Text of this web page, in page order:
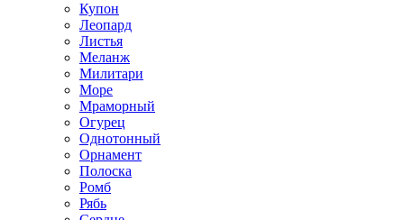
Купон
Леопард
Листья
Меланж
Милитари
Море
Мраморный
Огурец
Однотонный
Орнамент
Полоска
Ромб
Рябь